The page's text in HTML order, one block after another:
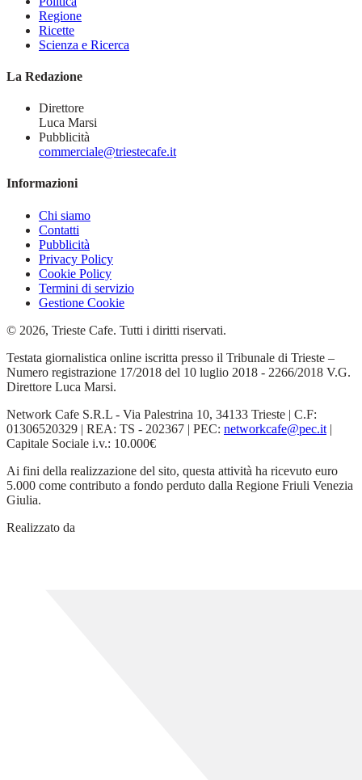
Regione
Ricette
Scienza e Ricerca
La Redazione
Direttore
Luca Marsi
Pubblicità
commerciale@triestecafe.it
Informazioni
Chi siamo
Contatti
Pubblicità
Privacy Policy
Cookie Policy
Termini di servizio
Gestione Cookie
© 2026, Trieste Cafe. Tutti i diritti riservati.
Testata giornalistica online iscritta presso il Tribunale di Trieste –
Numero registrazione 17/2018 del 10 luglio 2018 - 2266/2018 V.G.
Direttore Luca Marsi.
Network Cafe S.R.L - Via Palestrina 10, 34133 Trieste | C.F:
01306520329 | REA: TS - 202367 | PEC: networkcafe@pec.it |
Capitale Sociale i.v.: 10.000€
Ai fini della realizzazione del sito, questa attività ha ricevuto euro
5.000 come contributo a fondo perduto dalla Regione Friuli Venezia
Giulia.
Realizzato da